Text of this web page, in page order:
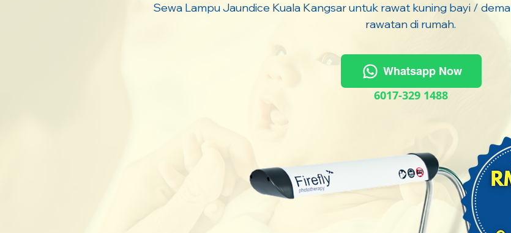
Sewa Lampu Jaundice Kuala Kangsar untuk rawat kuning bayi /
rawatan di rumah.
Whatsapp Now
6017-329 1488